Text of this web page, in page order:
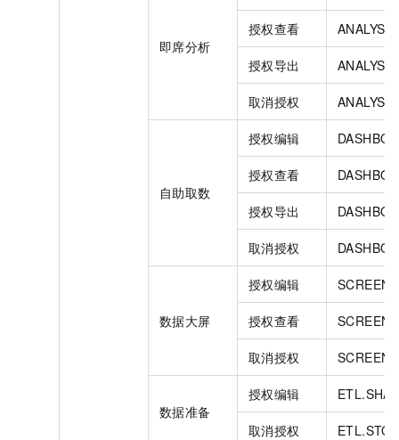
即席分析
授权查看
授权导出
取消授权
自助取数
授权编辑
授权查看
授权导出
取消授权
数据大屏
授权编辑
授权查看
取消授权
数据准备
授权编辑
取消授权